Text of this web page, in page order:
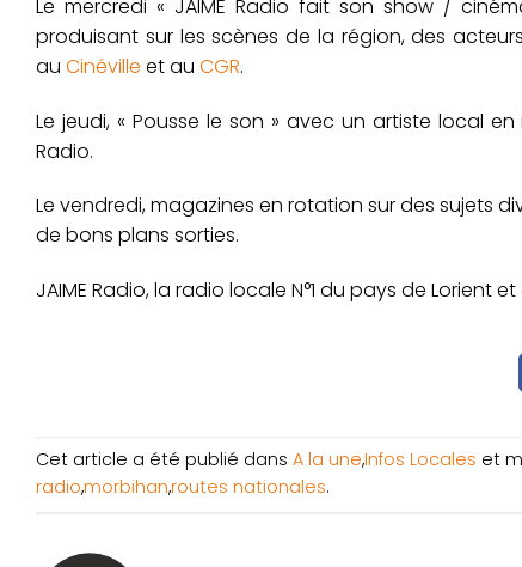
Le mercredi « JAIME Radio fait son show /
produisant sur les scènes de la région, des
au Cinéville et au CGR.
Le jeudi, « Pousse le son » avec un artiste local
Radio.
Le vendredi, magazines en rotation sur des sujets
de bons plans sorties.
JAIME Radio, la radio locale N°1 du pays de Lorient
Cet article a été publié dans A la une,Infos Locales et
radio,morbihan,routes nationales.